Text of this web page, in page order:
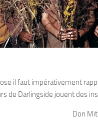
il faut impérativement
de Darlingside jouent des
Don